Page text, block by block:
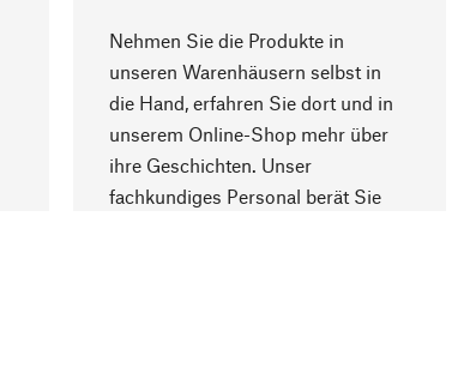
Nehmen Sie die Produkte in
unseren Warenhäusern selbst in
die Hand, erfahren Sie dort und in
unserem Online-Shop mehr über
ihre Geschichten. Unser
fachkundiges Personal berät Sie